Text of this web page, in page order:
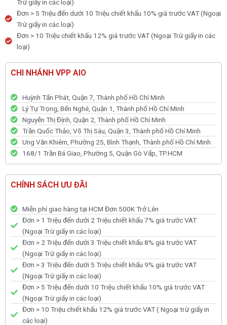
Trừ giấy in các loại)
Đơn > 5 Triệu đến dưới 10 Triệu chiết khấu 10% giá trước VAT (Ngoại
Trừ giấy in các loại)
Đơn > 10 Triệu chiết khấu 12% giá trước VAT (Ngoại Trừ giấy in các
loại)
CHI NHÁNH VPP AIO
Huỳnh Tấn Phát, Quận 7, Thành phố Hồ Chí Minh
Lý Tự Trọng, Bến Nghé, Quận 1, Thành phố Hồ Chí Minh
Nguyễn Thị Định, Quận 2, Thành phố Hồ Chí Minh
Trần Quốc Thảo, Võ Thị Sáu, Quận 3, Thành phố Hồ Chí Minh
Ung Văn Khiêm, Phường 25, Bình Thạnh, Thành phố Hồ Chí Minh
168/1 Trần Bá Giao, Phường 5, Quận Gò Vấp, TP.HCM
CHÍNH SÁCH ƯU ĐÃI
Miễn phí giao hàng tại HCM Đơn 500K Trở Lên
Đơn > 1 Triệu đến dưới 2 Triệu chiết khấu 7% giá trước VAT
(Ngoại Trừ giấy in các loại)
Đơn > 2 Triệu đến dưới 3 Triệu chiết khấu 8% giá trước VAT
(Ngoại Trừ giấy in các loại)
Đơn > 3 Triệu đến dưới 5 Triệu chiết khấu 9% giá trước VAT
(Ngoại Trừ giấy in các loại)
Đơn > 5 Triệu đến dưới 10 Triệu chiết khấu 10% giá trước VAT
(Ngoại Trừ giấy in các loại)
Đơn > 10 Triệu chiết khấu 12% giá trước VAT ( Ngoại trừ giấy in
các loại)